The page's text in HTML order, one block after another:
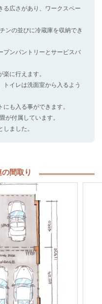
る広さがあり、ワークスペー
ンの並びに冷蔵庫を収納でき
プンパントリーとサービスバ
に行えます。
トイレは洗面室から入るよう
も入る事ができます。
が付属しています。
ました。
間取り